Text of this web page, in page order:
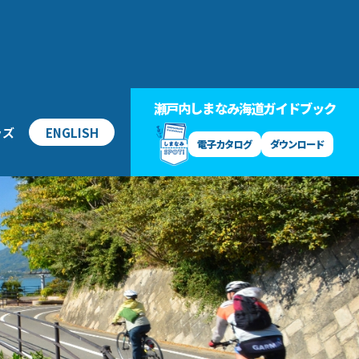
ENGLISH
瀬戸内しまなみ海道ガイドブック
電子カタログ ダウンロード